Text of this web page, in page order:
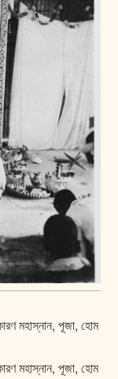
মহাস্নান, পূজা, হোম
মহাস্নান, পূজা, হোম